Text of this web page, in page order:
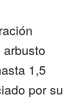
1,5
por su